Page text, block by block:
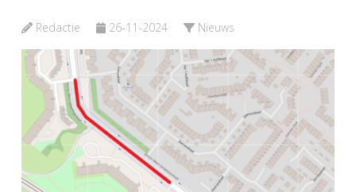
Redactie 26-11-2024 Nieuws